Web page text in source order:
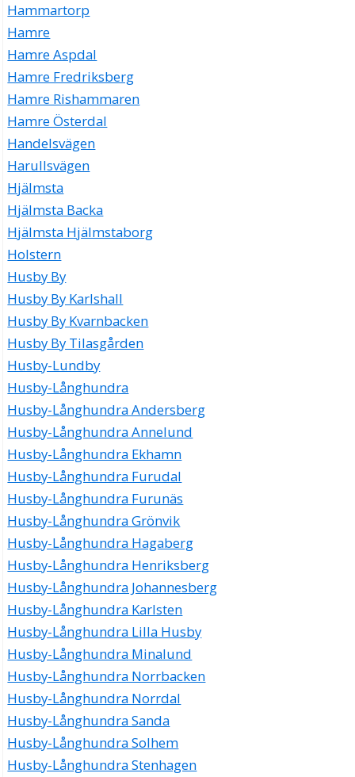
Hammartorp
Hamre
Hamre Aspdal
Hamre Fredriksberg
Hamre Rishammaren
Hamre Österdal
Handelsvägen
Harullsvägen
Hjälmsta
Hjälmsta Backa
Hjälmsta Hjälmstaborg
Holstern
Husby By
Husby By Karlshall
Husby By Kvarnbacken
Husby By Tilasgården
Husby-Lundby
Husby-Långhundra
Husby-Långhundra Andersberg
Husby-Långhundra Annelund
Husby-Långhundra Ekhamn
Husby-Långhundra Furudal
Husby-Långhundra Furunäs
Husby-Långhundra Grönvik
Husby-Långhundra Hagaberg
Husby-Långhundra Henriksberg
Husby-Långhundra Johannesberg
Husby-Långhundra Karlsten
Husby-Långhundra Lilla Husby
Husby-Långhundra Minalund
Husby-Långhundra Norrbacken
Husby-Långhundra Norrdal
Husby-Långhundra Sanda
Husby-Långhundra Solhem
Husby-Långhundra Stenhagen